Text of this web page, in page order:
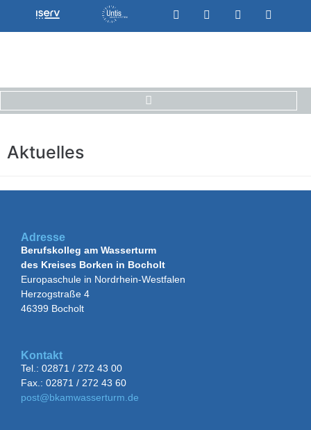
Aktuelles
Adresse
Berufskolleg am Wasserturm
des Kreises Borken in Bocholt
Europaschule in Nordrhein-Westfalen
Herzogstraße 4
46399 Bocholt
Kontakt
Tel.: 02871 / 272 43 00
Fax.: 02871 / 272 43 60
post@bkamwasserturm.de